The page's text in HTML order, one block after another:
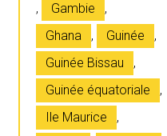
,
Gambie
,
Ghana
, Guinée
,
Guinée Bissau
,
Guinée équatoriale
,
Ile Maurice
,